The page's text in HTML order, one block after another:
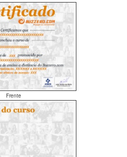
Frente